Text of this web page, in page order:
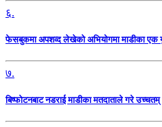
६.
फेसबुकमा अपशव्द लेखेको अभियोगमा माडीका एक
७.
बिष्फोटनबाट नडराई माडीका मतदाताले गरे